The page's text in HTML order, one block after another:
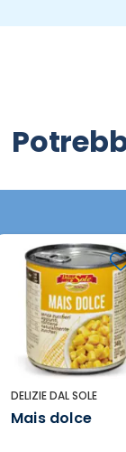
DELIZIE DAL SOLE
Mais dolce